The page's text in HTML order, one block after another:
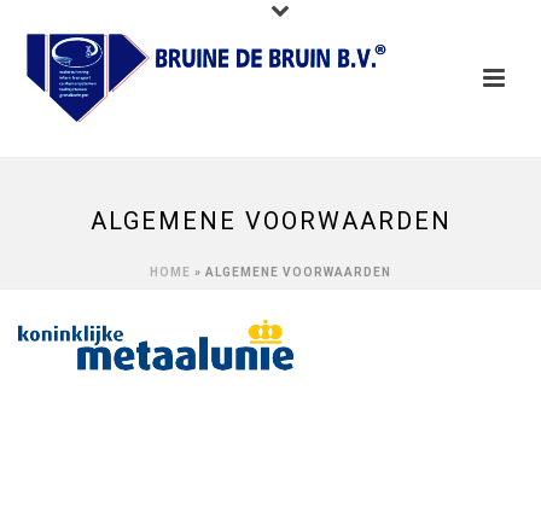
ALGEMENE VOORWAARDEN
HOME » ALGEMENE VOORWAARDEN